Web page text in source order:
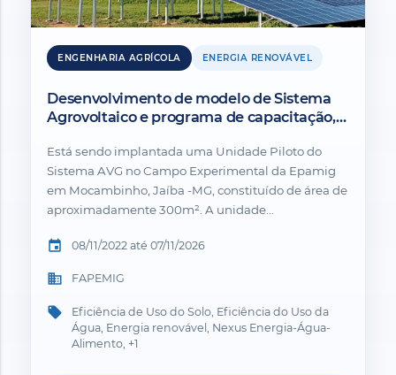
ENGENHARIA AGRÍCOLA ENERGIA RENOVÁVEL
Desenvolvimento de modelo de Sistema
Agrovoltaico e programa de capacitação,
Minas Gerais
Está sendo implantada uma Unidade Piloto do
Sistema AVG no Campo Experimental da Epamig
em Mocambinho, Jaíba -MG, constituído de área de
aproximadamente 300m². A unidade...
event 08/11/2022 até 07/11/2026
business FAPEMIG
local_offer
Eficiência de Uso do Solo, Eficiência do Uso da
Água, Energia renovável, Nexus Energia-Água-
Alimento, +1